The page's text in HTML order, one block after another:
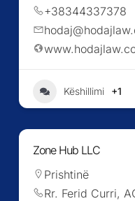
+38344337378
Këshillimi +1
Zone Hub LLC
Prishtinë
Rr. Ferid Curri,